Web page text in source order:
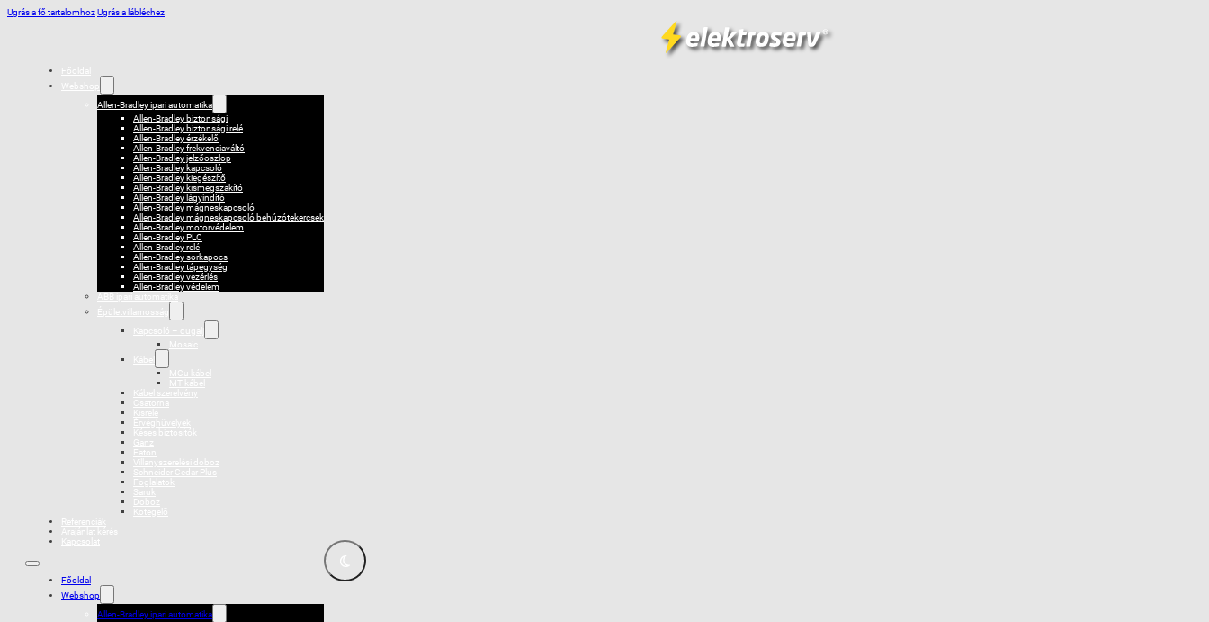
Ugrás a fő tartalomhozUgrás a lábléchez
Főoldal
Webshop
Allen-Bradley ipari automatika
Allen-Bradley biztonsági
Allen-Bradley biztonsági relé
Allen-Bradley érzékelő
Allen-Bradley frekvenciaváltó
Allen-Bradley jelzőoszlop
Allen-Bradley kapcsoló
Allen-Bradley kiegészítő
Allen-Bradley kismegszakító
Allen-Bradley lágyindító
Allen-Bradley mágneskapcsoló
Allen-Bradley mágneskapcsoló behúzótekercsek
Allen-Bradley motorvédelem
Allen-Bradley PLC
Allen-Bradley relé
Allen-Bradley sorkapocs
Allen-Bradley tápegység
Allen-Bradley vezérlés
Allen-Bradley védelem
ABB ipari automatika
Épületvillamosság
Kapcsoló – dugalj
Mosaic
Kábel
MCu kábel
MT kábel
Kábel szerelvény
Csatorna
Kisrelé
Érvéghüvelyek
Késes biztosítók
Ganz
Eaton
Villanyszerelési doboz
Schneider Cedar Plus
Foglalatok
Saruk
Doboz
Kötegelõ
Referenciák
Árajánlat kérés
Kapcsolat
Főoldal
Webshop
Allen-Bradley ipari automatika